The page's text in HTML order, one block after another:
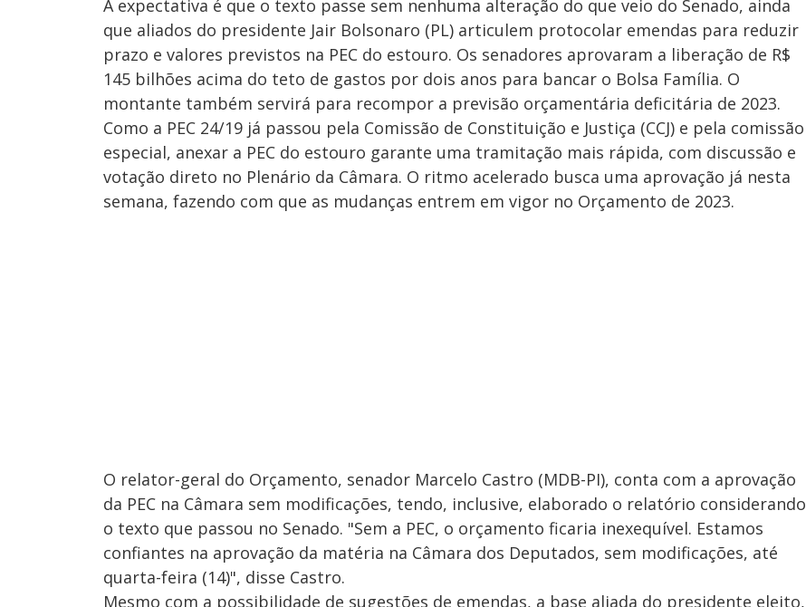
A expectativa é que o texto passe sem nenhuma alteração do que veio do Senado, ainda
que aliados do presidente Jair Bolsonaro (PL) articulem protocolar emendas para reduzir
prazo e valores previstos na PEC do estouro. Os senadores aprovaram a liberação de R$
145 bilhões acima do teto de gastos por dois anos para bancar o Bolsa Família. O
montante também servirá para recompor a previsão orçamentária deficitária de 2023.
Como a PEC 24/19 já passou pela Comissão de Constituição e Justiça (CCJ) e pela comissão
especial, anexar a PEC do estouro garante uma tramitação mais rápida, com discussão e
votação direto no Plenário da Câmara. O ritmo acelerado busca uma aprovação já nesta
semana, fazendo com que as mudanças entrem em vigor no Orçamento de 2023.
O relator-geral do Orçamento, senador Marcelo Castro (MDB-PI), conta com a aprovação
da PEC na Câmara sem modificações, tendo, inclusive, elaborado o relatório considerando
o texto que passou no Senado. "Sem a PEC, o orçamento ficaria inexequível. Estamos
confiantes na aprovação da matéria na Câmara dos Deputados, sem modificações, até
quarta-feira (14)", disse Castro.
Mesmo com a possibilidade de sugestões de emendas, a base aliada do presidente eleito,